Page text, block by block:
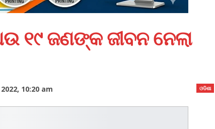
୧୯ ଜଣଙ୍କ ଜୀବନ ନେଲା
ଓଡିଶା
10:20 am